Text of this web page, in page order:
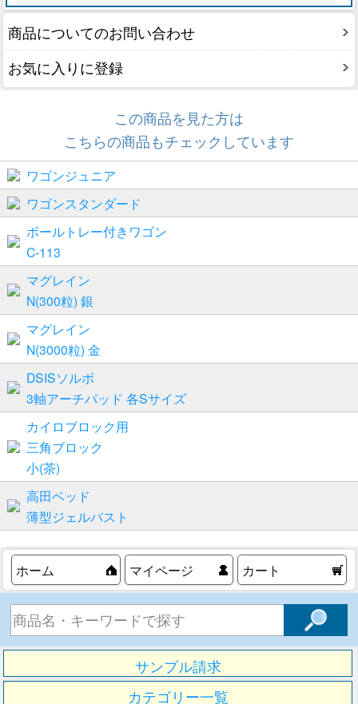
商品についてのお問い合わせ
お気に入りに登録
この商品を見た方は
こちらの商品もチェックしています
ワゴンジュニア
ワゴンスタンダード
ボールトレー付きワゴン
C-113
マグレイン
N(300粒) 銀
マグレイン
N(3000粒) 金
DSISソルボ
3軸アーチパッド 各Sサイズ
カイロブロック用
三角ブロック
小(茶)
高田ベッド
薄型ジェルバスト
ホーム マイページ カート
サンプル請求
カテゴリー一覧